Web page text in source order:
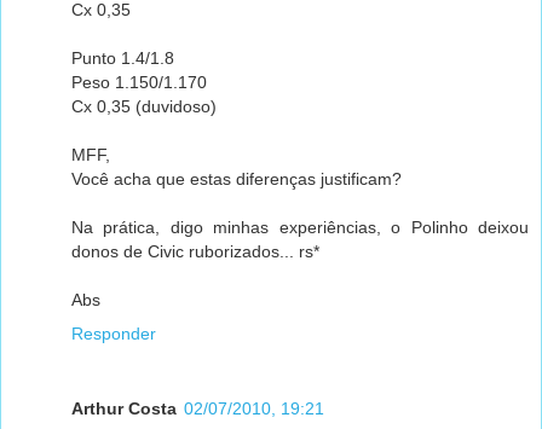
Cx 0,35
Punto 1.4/1.8
Peso 1.150/1.170
Cx 0,35 (duvidoso)
MFF,
Você acha que estas diferenças justificam?
Na prática, digo minhas experiências, o Polinho deixou
donos de Civic ruborizados... rs*
Abs
Responder
Arthur Costa 02/07/2010, 19:21